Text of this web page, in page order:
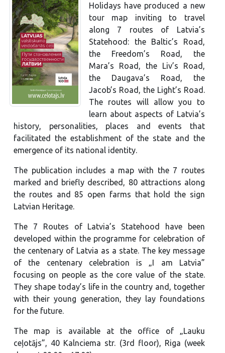
Holidays have produced a new
tour map inviting to travel
along 7 routes of Latvia’s
Statehood: the Baltic’s Road,
the Freedom’s Road, the
Mara’s Road, the Liv’s Road,
the Daugava’s Road, the
Jacob’s Road, the Light’s Road.
The routes will allow you to
learn about aspects of Latvia’s
history, personalities, places and events that
facilitated the establishment of the state and the
emergence of its national identity.
The publication includes a map with the 7 routes
marked and briefly described, 80 attractions along
the routes and 85 open farms that hold the sign
Latvian Heritage.
The 7 Routes of Latvia’s Statehood have been
developed within the programme for celebration of
the centenary of Latvia as a state. The key message
of the centenary celebration is „I am Latvia”
focusing on people as the core value of the state.
They shape today’s life in the country and, together
with their young generation, they lay foundations
for the future.
The map is available at the office of „Lauku
ceļotājs”, 40 Kalnciema str. (3rd floor), Riga (week